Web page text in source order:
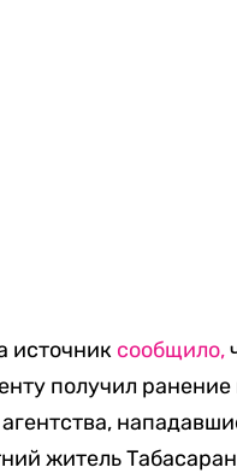
источник сообщило,
получил ранение
житель